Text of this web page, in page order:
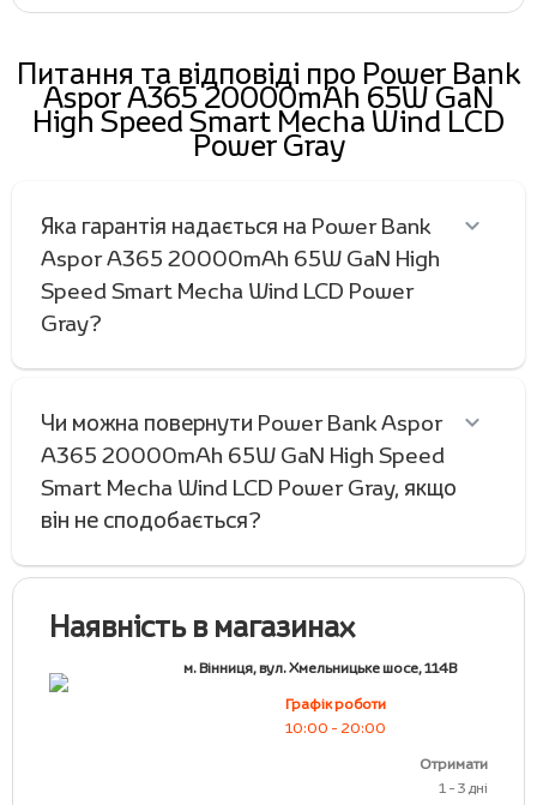
Питання та відповіді про Power Bank
Aspor A365 20000mAh 65W GaN
High Speed Smart Mecha Wind LCD
Power Gray
Яка гарантія надається на Power Bank
Aspor A365 20000mAh 65W GaN High
Speed Smart Mecha Wind LCD Power
Gray?
Чи можна повернути Power Bank Aspor
A365 20000mAh 65W GaN High Speed
Smart Mecha Wind LCD Power Gray, якщо
він не сподобається?
Наявність в магазинах
м. Вінниця, вул. Хмельницьке шосе, 114В
Графік роботи
10:00 - 20:00
Отримати
1 - 3 дні